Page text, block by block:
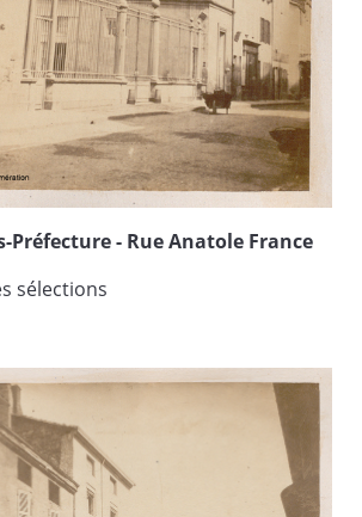
Préfecture - Rue Anatole France
sélections